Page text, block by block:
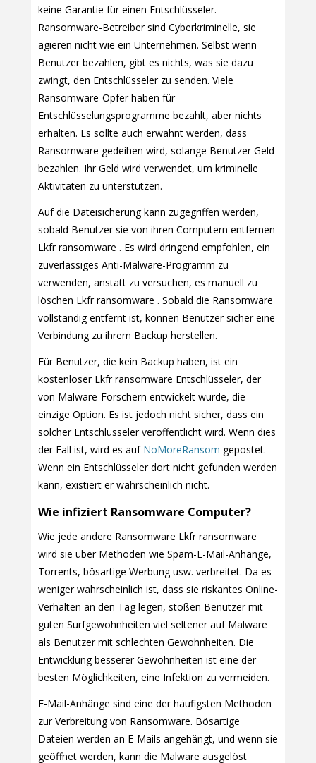
keine Garantie für einen Entschlüsseler.
Ransomware-Betreiber sind Cyberkriminelle, sie
agieren nicht wie ein Unternehmen. Selbst wenn
Benutzer bezahlen, gibt es nichts, was sie dazu
zwingt, den Entschlüsseler zu senden. Viele
Ransomware-Opfer haben für
Entschlüsselungsprogramme bezahlt, aber nichts
erhalten. Es sollte auch erwähnt werden, dass
Ransomware gedeihen wird, solange Benutzer Geld
bezahlen. Ihr Geld wird verwendet, um kriminelle
Aktivitäten zu unterstützen.
Auf die Dateisicherung kann zugegriffen werden,
sobald Benutzer sie von ihren Computern entfernen
Lkfr ransomware . Es wird dringend empfohlen, ein
zuverlässiges Anti-Malware-Programm zu
verwenden, anstatt zu versuchen, es manuell zu
löschen Lkfr ransomware . Sobald die Ransomware
vollständig entfernt ist, können Benutzer sicher eine
Verbindung zu ihrem Backup herstellen.
Für Benutzer, die kein Backup haben, ist ein
kostenloser Lkfr ransomware Entschlüsseler, der
von Malware-Forschern entwickelt wurde, die
einzige Option. Es ist jedoch nicht sicher, dass ein
solcher Entschlüsseler veröffentlicht wird. Wenn dies
der Fall ist, wird es auf NoMoreRansom gepostet.
Wenn ein Entschlüsseler dort nicht gefunden werden
kann, existiert er wahrscheinlich nicht.
Wie infiziert Ransomware Computer?
Wie jede andere Ransomware Lkfr ransomware
wird sie über Methoden wie Spam-E-Mail-Anhänge,
Torrents, bösartige Werbung usw. verbreitet. Da es
weniger wahrscheinlich ist, dass sie riskantes Online-
Verhalten an den Tag legen, stoßen Benutzer mit
guten Surfgewohnheiten viel seltener auf Malware
als Benutzer mit schlechten Gewohnheiten. Die
Entwicklung besserer Gewohnheiten ist eine der
besten Möglichkeiten, eine Infektion zu vermeiden.
E-Mail-Anhänge sind eine der häufigsten Methoden
zur Verbreitung von Ransomware. Bösartige
Dateien werden an E-Mails angehängt, und wenn sie
geöffnet werden, kann die Malware ausgelöst